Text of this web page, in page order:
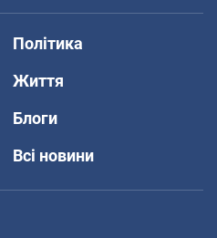
Політика
Життя
Блоги
Всі новини